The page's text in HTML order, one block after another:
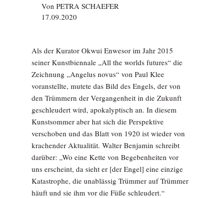
Von PETRA SCHAEFER
17.09.2020
Als der Kurator Okwui Enwesor im Jahr 2015
seiner Kunstbiennale „All the worlds futures“ die
Zeichnung „Angelus novus“ von Paul Klee
voranstellte, mutete das Bild des Engels, der von
den Trümmern der Vergangenheit in die Zukunft
geschleudert wird, apokalyptisch an. In diesem
Kunstsommer aber hat sich die Perspektive
verschoben und das Blatt von 1920 ist wieder von
krachender Aktualität. Walter Benjamin schreibt
darüber: „Wo eine Kette von Begebenheiten vor
uns erscheint, da sieht er [der Engel] eine einzige
Katastrophe, die unablässig Trümmer auf Trümmer
häuft und sie ihm vor die Füße schleudert.“